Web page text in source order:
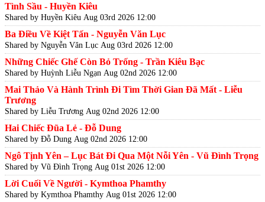
Tình Sầu - Huyền Kiêu
Shared by Huyền Kiêu Aug 03rd 2026 12:00
Ba Điều Về Kiệt Tấn - Nguyễn Văn Lục
Shared by Nguyễn Văn Lục Aug 03rd 2026 12:00
Những Chiếc Ghế Còn Bỏ Trống - Trần Kiêu Bạc
Shared by Huỳnh Liễu Ngạn Aug 02nd 2026 12:00
Mai Thảo Và Hành Trình Đi Tìm Thời Gian Đã Mất - Liễu
Trương
Shared by Liễu Trương Aug 02nd 2026 12:00
Hai Chiếc Đũa Lẻ - Đỗ Dung
Shared by Đỗ Dung Aug 02nd 2026 12:00
Ngô Tịnh Yên – Lục Bát Đi Qua Một Nỗi Yên - Vũ Đình Trọng
Shared by Vũ Đình Trọng Aug 01st 2026 12:00
Lời Cuối Về Người - Kymthoa Phamthy
Shared by Kymthoa Phamthy Aug 01st 2026 12:00